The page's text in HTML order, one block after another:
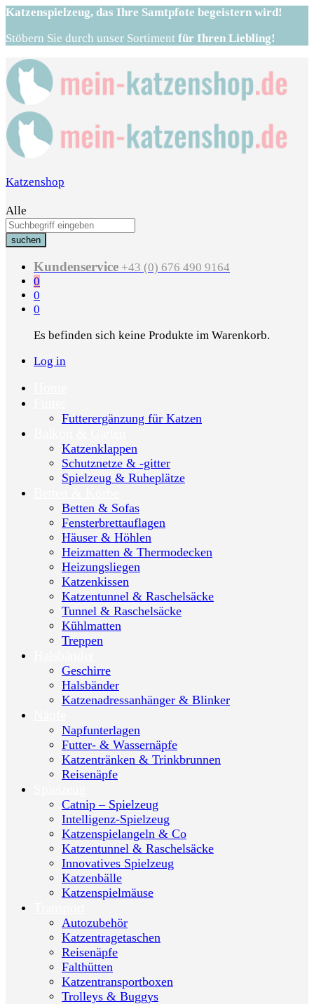
Katzenspielzeug, das Ihre Samtpfote begeistern wird!
Stöbern Sie durch unser Sortiment für Ihren Liebling!
Katzenshop
Alle
suchen
Kundenservice +43 (0) 676 490 9164
0
0
0
Es befinden sich keine Produkte im Warenkorb.
Log in
Futterergänzung für Katzen
Katzenklappen
Schutznetze & -gitter
Spielzeug & Ruheplätze
Betten & Sofas
Fensterbrettauflagen
Häuser & Höhlen
Heizmatten & Thermodecken
Heizungsliegen
Katzenkissen
Katzentunnel & Raschelsäcke
Tunnel & Raschelsäcke
Kühlmatten
Treppen
Geschirre
Halsbänder
Katzenadressanhänger & Blinker
Napfunterlagen
Futter- & Wassernäpfe
Katzentränken & Trinkbrunnen
Reisenäpfe
Catnip – Spielzeug
Intelligenz-Spielzeug
Katzenspielangeln & Co
Katzentunnel & Raschelsäcke
Innovatives Spielzeug
Katzenbälle
Katzenspielmäuse
Autozubehör
Katzentragetaschen
Reisenäpfe
Falthütten
Katzentransportboxen
Trolleys & Buggys